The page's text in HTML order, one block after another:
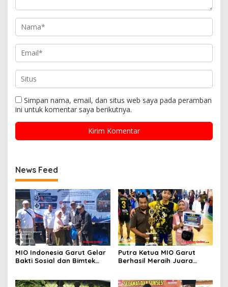
Simpan nama, email, dan situs web saya pada peramban
ini untuk komentar saya berikutnya.
News Feed
MIO Indonesia Garut Gelar
Bakti Sosial dan Bimtek
Putra Ketua MIO Garut
Berhasil Meraih Juara